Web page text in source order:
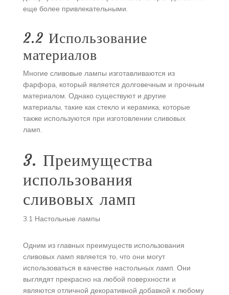
еще более привлекательными.
2.2 Использование
материалов
Многие сливовые лампы изготавливаются из
фарфора, который является долговечным и прочным
материалом. Однако существуют и другие
материалы, такие как стекло и керамика, которые
также используются при изготовлении сливовых
ламп.
3. Преимущества
использования
сливовых ламп
3.1 Настольные лампы
Одним из главных преимуществ использования
сливовых ламп является то, что они могут
использоваться в качестве настольных ламп. Они
выглядят прекрасно на любой поверхности и
являются отличной декоративной добавкой к любому